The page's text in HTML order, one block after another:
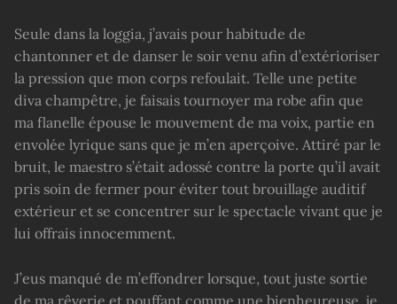
Seule dans la loggia, j’avais pour habitude de
chantonner et de danser le soir venu afin d’extérioriser
la pression que mon corps refoulait. Telle une petite
diva champêtre, je faisais tournoyer ma robe afin que
ma flanelle épouse le mouvement de ma voix, partie en
envolée lyrique sans que je m’en aperçoive. Attiré par le
bruit, le maestro s’était adossé contre la porte qu’il avait
pris soin de fermer pour éviter tout brouillage auditif
extérieur et se concentrer sur le spectacle vivant que je
lui offrais innocemment.
J’eus manqué de m’effondrer lorsque, tout juste sortie